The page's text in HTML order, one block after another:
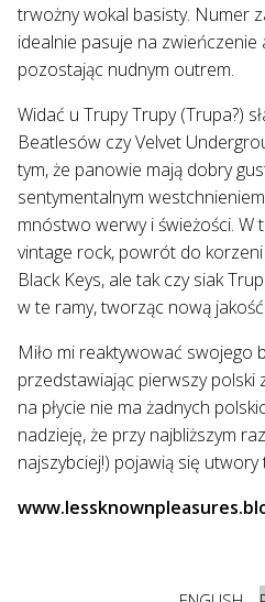
trwożny wokal basisty. Numer
idealnie pasuje na zwieńczenie
pozostając nudnym outrem.
Widać u Trupy Trupy (Trupa?)
Beatlesów czy Velvet
tym, że panowie mają dobry
sentymentalnym
mnóstwo werwy i świeżości. W
vintage rock, powrót do
Black Keys, ale tak czy siak
w te ramy, tworząc nową jakość.
Miło mi reaktywować swojego
przedstawiając pierwszy polski
na płycie nie ma żadnych
nadzieję, że przy najbliższym
najszybciej!) pojawią się utwory